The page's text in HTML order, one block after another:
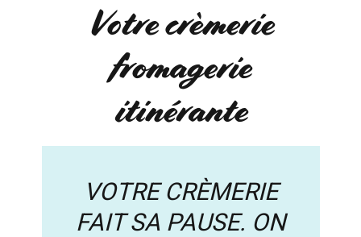
Votre crèmerie
fromagerie
itinérante
VOTRE CRÈMERIE
FAIT SA PAUSE. ON